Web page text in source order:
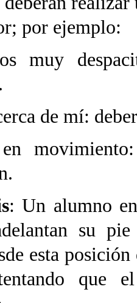
por ejemplo:
muy
de mí:
: Un alumno
su pie
esta
que